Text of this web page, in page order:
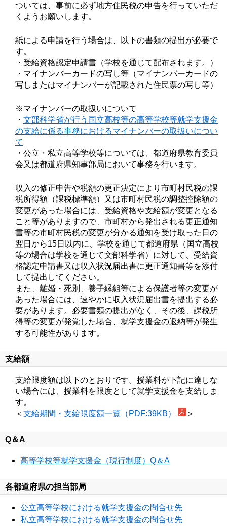
ついては、事前に必ず地方住民税の申告を行っていただ
くようお願いします。
紙による申請を行う場合は、以下の書類の提出が必要で
す。
・受給資格認定申請書（学校を通じて配布されます。）
・マイナンバーカードの写し等（マイナンバーカードの
写しまたはマイナンバーが記載された住民票の写し等）
※マイナンバーの取扱いについて
・ 文部科学省が行う国立高校等の高等学校等就学支援金
の支給に係る事務におけるマイナンバーの取扱いについ
て
・公立・私立高等学校等については、都道府県教育委員
会又は都道府県知事部局において事務を行います。
収入の修正申告や税額の更正決定により市町村民税の課
税所得額（課税標準額）又は市町村民税の調整控除額の
変更があった場合には、受給資格や支給額が変更となる
こと等がありますので、市町村から発出される更正通知
書等の市町村民税の変更が分かる通知を受け取った日の
翌日から15日以内に、学校を通じて都道府県（国立高校
等の場合は学校を通じて文部科学省）に対して、受給資
格認定申請書又は収入状況届出書に更正通知書等を添付
して提出してください。
また、離婚・死別、養子縁組等による保護者等の変更が
あった場合には、速やかに収入状況届出書を提出する必
要があります。必要書類の提出がなく、その後、課税所
得等の変更が発覚した場合、就学支援金の返納等が発生
する可能性があります。
支給額
支給限度額は以下のとおりです。授業料が下記に達しな
い場合には、授業料を限度として就学支援金を支給しま
す。
＜ 支給期間・支給限度額一覧（PDF:39KB） ＞
Q＆A
高等学校等就学支援金（現行制度）Q＆A
各都道府県の担当部局
公立高等学校における就学支援金の問合せ先
私立高等学校における就学支援金の問合せ先